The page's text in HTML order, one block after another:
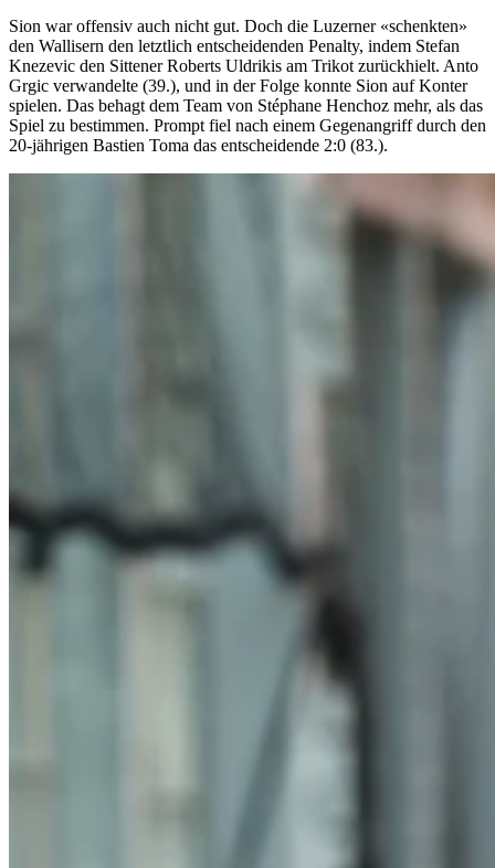
Sion war offensiv auch nicht gut. Doch die Luzerner «schenkten»
den Wallisern den letztlich entscheidenden Penalty, indem Stefan
Knezevic den Sittener Roberts Uldrikis am Trikot zurückhielt. Anto
Grgic verwandelte (39.), und in der Folge konnte Sion auf Konter
spielen. Das behagt dem Team von Stéphane Henchoz mehr, als das
Spiel zu bestimmen. Prompt fiel nach einem Gegenangriff durch den
20-jährigen Bastien Toma das entscheidende 2:0 (83.).